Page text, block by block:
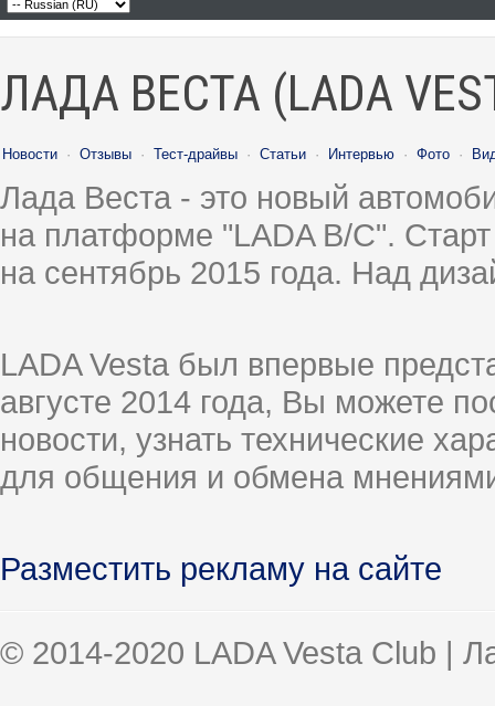
ЛАДА ВЕСТА (LADA
Новости · Отзывы · Тест-драйвы · Статьи · Интервью · Фото ·
Лада Веста - это новый
на платформе "LADA B/C".
на сентябрь 2015 года. Над
LADA Vesta был впервые
августе 2014 года, Вы можете
новости, узнать технические
для общения и обмена
Разместить рекламу на сайте
© 2014-2020 LADA Vesta Club |